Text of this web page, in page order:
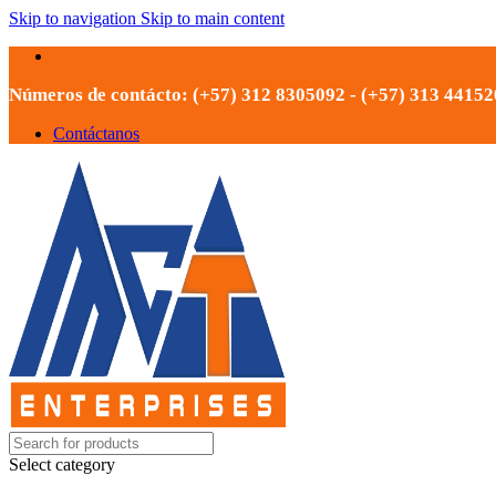
Skip to navigation Skip to main content
Números de contácto: (+57) 312 8305092 - (+57) 313
Contáctanos
Select category